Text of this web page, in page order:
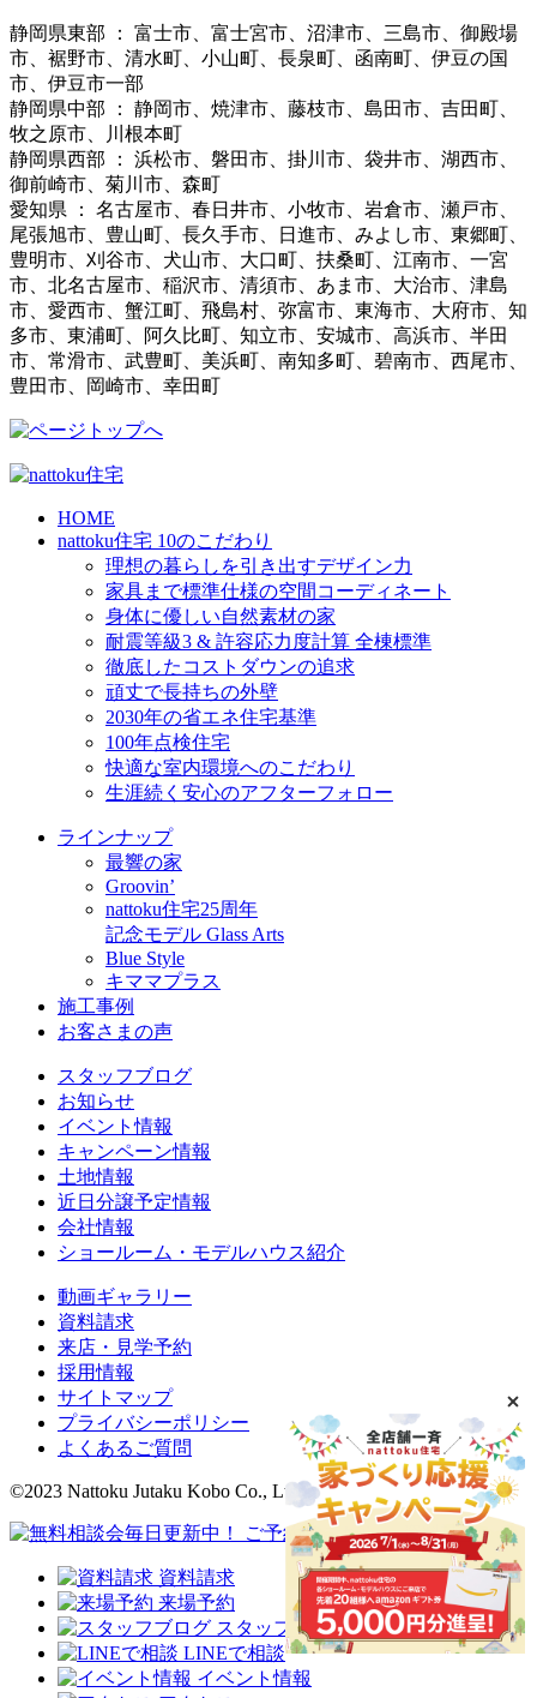
静岡県東部 ： 富士市、富士宮市、沼津市、三島市、御殿場
市、裾野市、清水町、小山町、長泉町、函南町、伊豆の国
市、伊豆市一部
静岡県中部 ： 静岡市、焼津市、藤枝市、島田市、吉田町、
牧之原市、川根本町
静岡県西部 ： 浜松市、磐田市、掛川市、袋井市、湖西市、
御前崎市、菊川市、森町
愛知県 ： 名古屋市、春日井市、小牧市、岩倉市、瀬戸市、
尾張旭市、豊山町、長久手市、日進市、みよし市、東郷町、
豊明市、刈谷市、犬山市、大口町、扶桑町、江南市、一宮
市、北名古屋市、稲沢市、清須市、あま市、大治市、津島
市、愛西市、蟹江町、飛島村、弥富市、東海市、大府市、知
多市、東浦町、阿久比町、知立市、安城市、高浜市、半田
市、常滑市、武豊町、美浜町、南知多町、碧南市、西尾市、
豊田市、岡崎市、幸田町
HOME
nattoku住宅 10のこだわり
理想の暮らしを引き出すデザイン力
家具まで標準仕様の空間コーディネート
身体に優しい自然素材の家
耐震等級3 & 許容応力度計算 全棟標準
徹底したコストダウンの追求
頑丈で長持ちの外壁
2030年の省エネ住宅基準
100年点検住宅
快適な室内環境へのこだわり
生涯続く安心のアフターフォロー
ラインナップ
最響の家
Groovin’
nattoku住宅25周年
記念モデル Glass Arts
Blue Style
キママプラス
施工事例
お客さまの声
スタッフブログ
お知らせ
イベント情報
キャンペーン情報
土地情報
近日分譲予定情報
会社情報
ショールーム・モデルハウス紹介
動画ギャラリー
資料請求
来店・見学予約
採用情報
サイトマップ
プライバシーポリシー
よくあるご質問
©2023 Nattoku Jutaku Kobo Co., Ltd.
資料請求
来場予約
スタッフブログ
LINEで相談
イベント情報